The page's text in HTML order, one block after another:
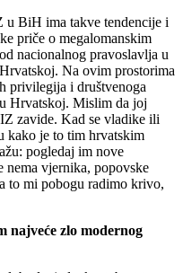
u BiH ima takve tendencije i
priče o megalomanskim
nacionalnog pravoslavlja u
Na ovim prostorima
privilegija i društvenoga
Hrvatskoj. Mislim da joj
zavide. Kad se vladike ili
kako je to tim hrvatskim
pogledaj im nove
nema vjernika, popovske
to mi pobogu radimo krivo,
najveće zlo modernog